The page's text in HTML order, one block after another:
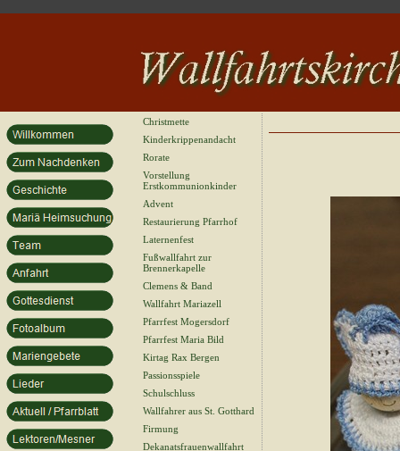
Christmette
Kinderkrippenandacht
Rorate
Vorstellung
Erstkommunionkinder
Advent
Restaurierung Pfarrhof
Laternenfest
Fußwallfahrt zur
Brennerkapelle
Clemens & Band
Wallfahrt Mariazell
Pfarrfest Mogersdorf
Pfarrfest Maria Bild
Kirtag Rax Bergen
Passionsspiele
Schulschluss
Wallfahrer aus St. Gotthard
Firmung
Dekanatsfrauenwallfahrt